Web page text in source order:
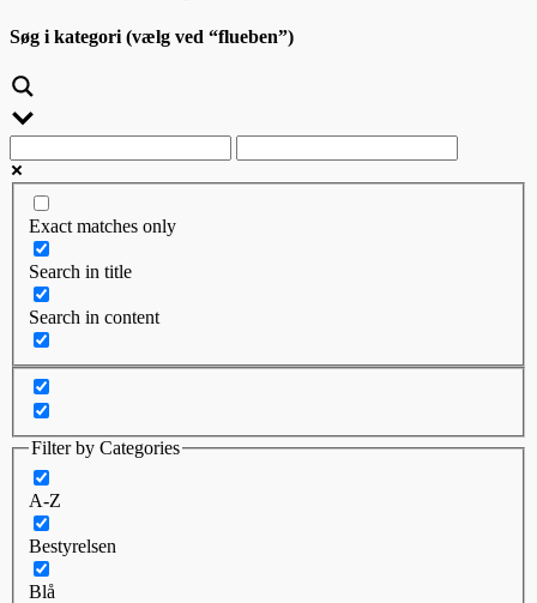
Søg i kategori (vælg ved “flueben”)
Exact matches only
Search in title
Search in content
Filter by Categories
A-Z
Bestyrelsen
Blå